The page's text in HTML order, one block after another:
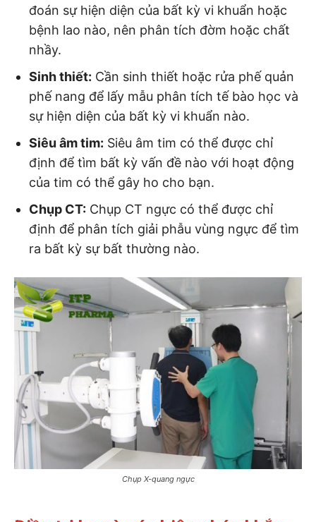
đoán sự hiện diện của bất kỳ vi khuẩn hoặc
bệnh lao nào, nên phân tích đờm hoặc chất
nhầy.
Sinh thiết: Cần sinh thiết hoặc rửa phế quản
phế nang để lấy mẫu phân tích tế bào học và
sự hiện diện của bất kỳ vi khuẩn nào.
Siêu âm tim: Siêu âm tim có thể được chỉ
định để tìm bất kỳ vấn đề nào với hoạt động
của tim có thể gây ho cho bạn.
Chụp CT: Chụp CT ngực có thể được chỉ
định để phân tích giải phẫu vùng ngực để tìm
ra bất kỳ sự bất thường nào.
Chụp X-quang ngực